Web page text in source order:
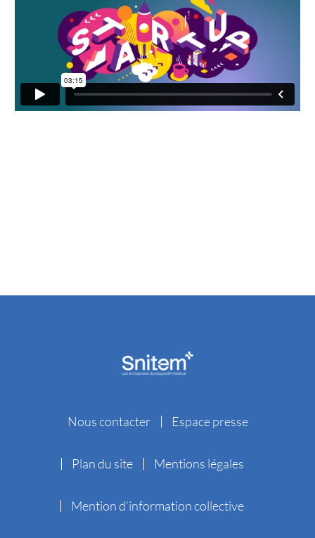
Nous contacter Espace presse
Plan du site Mentions légales
Mention d’information collective